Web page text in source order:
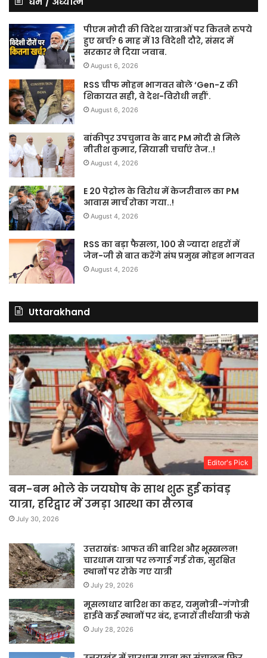
पीएम मोदी की विदेश यात्राओं पर कितने रुपये
हुए खर्च? 6 माह में 13 विदेशी दौरे, संसद में
सरकार ने दिया जवाब.
August 6, 2026
RSS चीफ मोहन भागवत बोले ‘Gen-Z की
शिकायत सही, वे देश-विरोधी नहीं’.
August 6, 2026
बांकीपुर उपचुनाव के बाद PM मोदी से मिले
नीतीश कुमार, सियासी चर्चाएं तेज..!
August 4, 2026
E 20 पेट्रोल के विरोध में केजरीवाल का PM
आवास मार्च रोका गया..!
August 4, 2026
RSS का बड़ा फैसला, 100 से ज्यादा शहरों में
जेन-जी से बात करेंगे संघ प्रमुख मोहन भागवत
August 4, 2026
Uttarakhand
Editor's Pick
बम-बम भोले के जयघोष के साथ शुरू हुई कांवड़
यात्रा, हरिद्वार में उमड़ा आस्था का सैलाब
July 30, 2026
उत्तराखंडः आफत की बारिश और भूस्खलन!
चारधाम यात्रा पर लगाई गई रोक, सुरक्षित
स्थानों पर रोके गए यात्री
July 29, 2026
मूसलाधार बारिश का कहर, यमुनोत्री-गंगोत्री
हाईवे कई स्थानों पर बंद, हजारों तीर्थयात्री फंसे
July 28, 2026